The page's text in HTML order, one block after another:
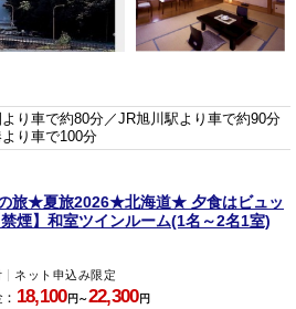
り車で約80分／JR旭川駅より車で約90分
り車で100分
旅★夏旅2026★北海道★ 夕食はビュッ
煙】和室ツインルーム(1名～2名1室)
ネット申込み限定
18,100円～22,300円